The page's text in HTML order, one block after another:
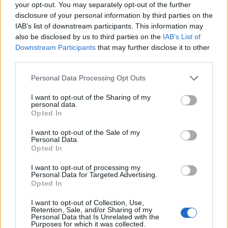
your opt-out. You may separately opt-out of the further
disclosure of your personal information by third parties on the
IAB’s list of downstream participants. This information may
also be disclosed by us to third parties on the IAB’s List of
Downstream Participants that may further disclose it to other
Personal Data Processing Opt Outs
I want to opt-out of the Sharing of my
personal data.
Opted In
I want to opt-out of the Sale of my
Personal Data.
Opted In
I want to opt-out of processing my
Personal Data for Targeted Advertising.
Opted In
I want to opt-out of Collection, Use,
Retention, Sale, and/or Sharing of my
Personal Data that Is Unrelated with the
Purposes for which it was collected.
ТЕШКА СООБРАЌАЈКА КАЈ
СОБРАНИЕТО - Еден повреден,
откорнат е и семафор
ЗА ВОЕНИТЕ ЗЛОСТРОСТВА НА
ФОРМИРАН МАКЕДОНСКИОТ
НАЦИОНАЛЕН СОЈУЗ
Мицкоски откри дека
човекот појма нема од
ништо, освен за кеш
ПРЕДУПРЕДЕНИ СЕ: „Бугарија